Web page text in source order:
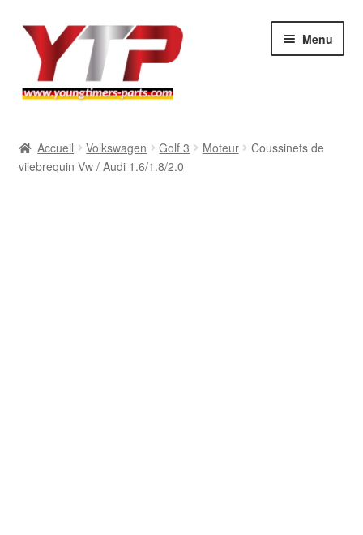
Aller
navigation
Aller
contenu
Menu
BMW
Accueil Volkswagen Golf 3 Moteur
Coussinets de
vilebrequin Vw / Audi 1.6/1.8/2.0